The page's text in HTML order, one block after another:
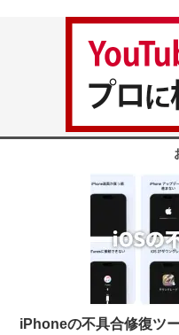
iPhoneの不具合修復ツ